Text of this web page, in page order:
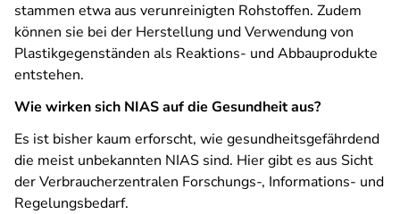
stammen etwa aus verunreinigten Rohstoffen. Zudem
können sie bei der Herstellung und Verwendung von
Plastikgegenständen als Reaktions- und Abbauprodukte
entstehen.
Wie wirken sich NIAS auf die Gesundheit aus?
Es ist bisher kaum erforscht, wie gesundheitsgefährdend
die meist unbekannten NIAS sind. Hier gibt es aus Sicht
der Verbraucherzentralen Forschungs-, Informations- und
Regelungsbedarf.